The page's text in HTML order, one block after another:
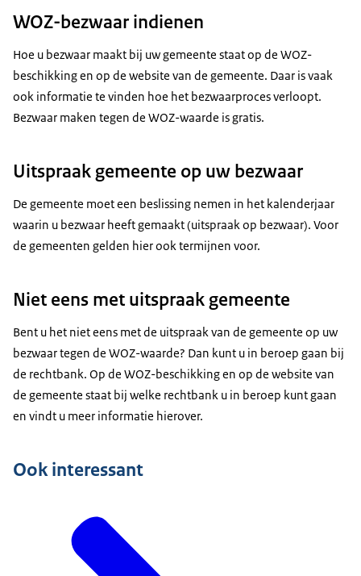
WOZ-bezwaar indienen
Hoe u bezwaar maakt bij uw gemeente staat op de WOZ-
beschikking en op de website van de gemeente. Daar is vaak
ook informatie te vinden hoe het bezwaarproces verloopt.
Bezwaar maken tegen de WOZ-waarde is gratis.
Uitspraak gemeente op uw bezwaar
De gemeente moet een beslissing nemen in het kalenderjaar
waarin u bezwaar heeft gemaakt (uitspraak op bezwaar). Voor
de gemeenten gelden hier ook termijnen voor.
Niet eens met uitspraak gemeente
Bent u het niet eens met de uitspraak van de gemeente op uw
bezwaar tegen de WOZ-waarde? Dan kunt u in beroep gaan bij
de rechtbank. Op de WOZ-beschikking en op de website van
de gemeente staat bij welke rechtbank u in beroep kunt gaan
en vindt u meer informatie hierover.
Ook interessant